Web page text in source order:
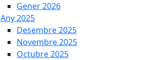
Gener 2026
Any 2025
Desembre 2025
Novembre 2025
Octubre 2025